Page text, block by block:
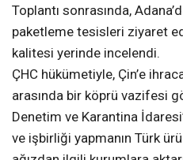
Toplantı sonrasında,
paketleme tesisleri ziyaret
kalitesi yerinde incelendi.
ÇHC hükümetiyle, Çin’e
arasında bir köprü vazifesi
Denetim ve Karantina
ve işbirliği yapmanın Türk